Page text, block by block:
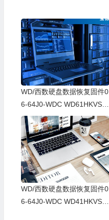
WD/西数硬盘数据恢复固件0
6-64J0-WDC WD61HKVS-7
8AUSY0-80-00A80-WD-WX
52D71DH04K-00060064-27
00
WD/西数硬盘数据恢复固件0
6-64J0-WDC WD41HKVS-7